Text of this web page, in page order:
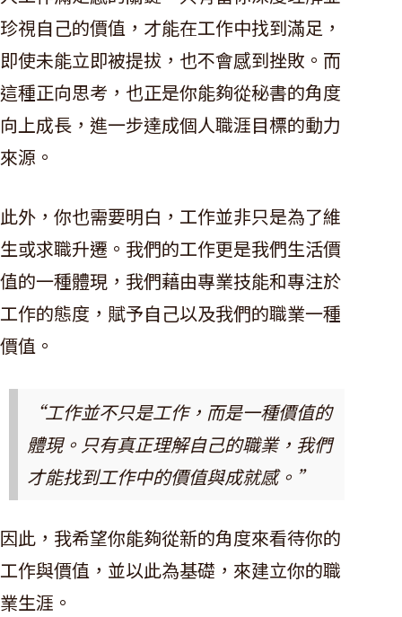
珍視自己的價值，才能在工作中找到滿足，
即使未能立即被提拔，也不會感到挫敗。而
這種正向思考，也正是你能夠從秘書的角度
向上成長，進一步達成個人職涯目標的動力
來源。
此外，你也需要明白，工作並非只是為了維
生或求職升遷。我們的工作更是我們生活價
值的一種體現，我們藉由專業技能和專注於
工作的態度，賦予自己以及我們的職業一種
價值。
“工作並不只是工作，而是一種價值的
體現。只有真正理解自己的職業，我們
才能找到工作中的價值與成就感。”
因此，我希望你能夠從新的角度來看待你的
工作與價值，並以此為基礎，來建立你的職
業生涯。